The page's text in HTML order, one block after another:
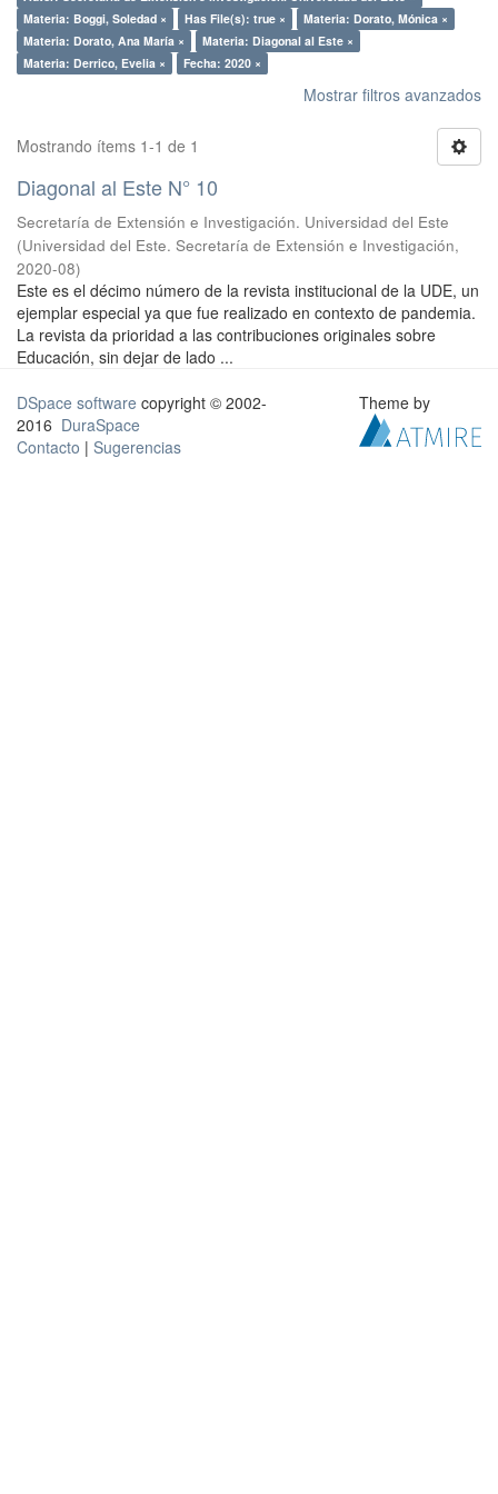
Materia: Boggi, Soledad ×
Has File(s): true ×
Materia: Dorato, Mónica ×
Materia: Dorato, Ana María ×
Materia: Diagonal al Este ×
Materia: Derrico, Evelia ×
Fecha: 2020 ×
Mostrar filtros avanzados
Mostrando ítems 1-1 de 1
Diagonal al Este N° 10
Secretaría de Extensión e Investigación. Universidad del Este
(Universidad del Este. Secretaría de Extensión e Investigación,
2020-08)
Este es el décimo número de la revista institucional de la UDE, un
ejemplar especial ya que fue realizado en contexto de pandemia.
La revista da prioridad a las contribuciones originales sobre
Educación, sin dejar de lado ...
DSpace software copyright © 2002-
2016 DuraSpace
Contacto | Sugerencias
Theme by